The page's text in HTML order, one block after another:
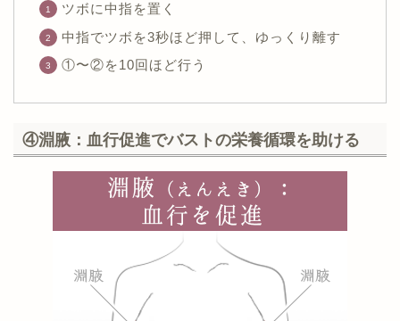
ツボに中指を置く
中指でツボを3秒ほど押して、ゆっくり離す
①〜②を10回ほど行う
④淵腋：血行促進でバストの栄養循環を助ける